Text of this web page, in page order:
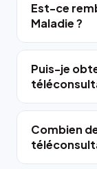
Est-ce
Maladie ?
Puis-je
Combien